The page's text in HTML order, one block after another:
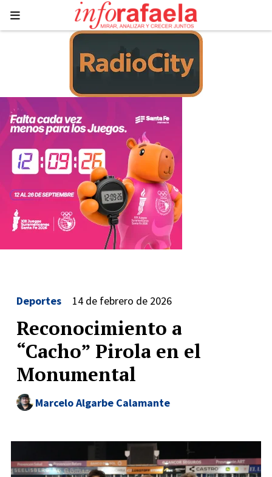
Reconocimiento a
“Cacho” Pirola en el
Monumental
Deportes 14 de febrero de 2026
Marcelo Algarbe Calamante